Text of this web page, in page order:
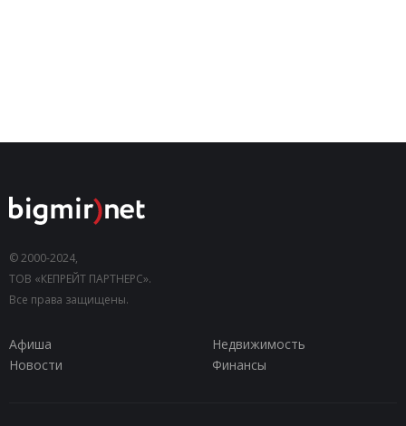
© 2000-2024,
ТОВ «КЕПРЕЙТ ПАРТНЕРС».
Все права защищены.
Афиша
Недвижимость
Новости
Финансы